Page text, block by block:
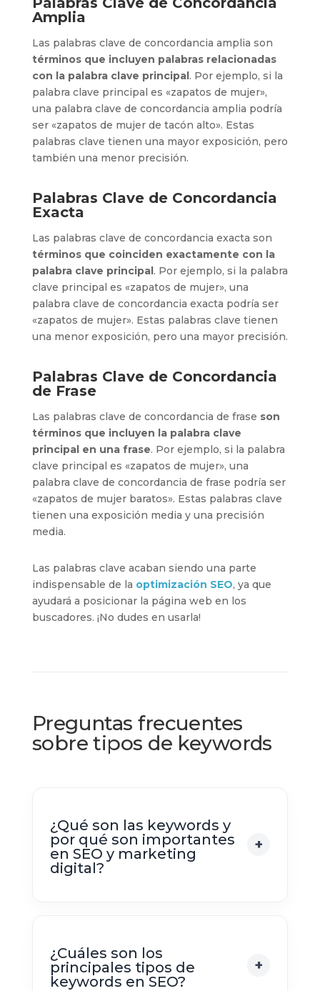
Amplia
Las palabras clave de concordancia amplia son
términos que incluyen palabras relacionadas
con la palabra clave principal. Por ejemplo, si la
palabra clave principal es «zapatos de mujer»,
una palabra clave de concordancia amplia podría
ser «zapatos de mujer de tacón alto». Estas
palabras clave tienen una mayor exposición, pero
también una menor precisión.
Palabras Clave de Concordancia
Exacta
Las palabras clave de concordancia exacta son
términos que coinciden exactamente con la
palabra clave principal. Por ejemplo, si la palabra
clave principal es «zapatos de mujer», una
palabra clave de concordancia exacta podría ser
«zapatos de mujer». Estas palabras clave tienen
una menor exposición, pero una mayor precisión.
Palabras Clave de Concordancia
de Frase
Las palabras clave de concordancia de frase son
términos que incluyen la palabra clave
principal en una frase. Por ejemplo, si la palabra
clave principal es «zapatos de mujer», una
palabra clave de concordancia de frase podría ser
«zapatos de mujer baratos». Estas palabras clave
tienen una exposición media y una precisión
media.
Las palabras clave acaban siendo una parte
indispensable de la optimización SEO, ya que
ayudará a posicionar la página web en los
buscadores. ¡No dudes en usarla!
Preguntas frecuentes
sobre tipos de keywords
¿Qué son las keywords y
por qué son importantes
en SEO y marketing
digital?
¿Cuáles son los
principales tipos de
keywords en SEO?